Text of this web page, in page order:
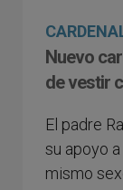
Nuevo
de vestir
El padre
su apoyo
mismo